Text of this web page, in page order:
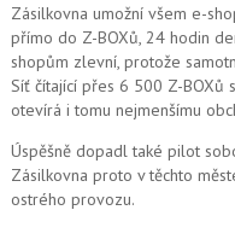
Zásilkovna umožní všem e-
přímo do Z-BOXů, 24 hodin
shopům zlevní, protože
Síť čítající přes 6 500 Z-BOXů
otevírá i tomu nejmenšímu
Úspěšně dopadl také pilot
Zásilkovna proto v těchto
ostrého provozu.